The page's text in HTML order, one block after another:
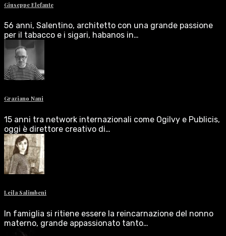
Giuseppe Elefante
56 anni, Salentino, architetto con una grande passione
per il tabacco e i sigari, habanos in…
Graziano Nani
15 anni tra network internazionali come Ogilvy e Publicis,
oggi è direttore creativo di…
Leila Salimbeni
In famiglia si ritiene essere la reincarnazione del nonno
materno, grande appassionato tanto…